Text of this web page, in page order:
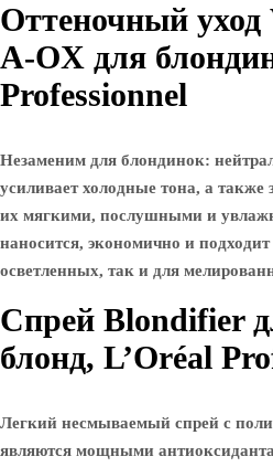
Оттеночный
A-OX для
Professionnel
Незаменим для блондинок:
усиливает холодные тона, а также
их мягкими, послушными и
наносится, экономично и
осветленных, так и для
Спрей Blondifier
блонд, L’Oréal
Легкий несмываемый спрей с
являются мощными